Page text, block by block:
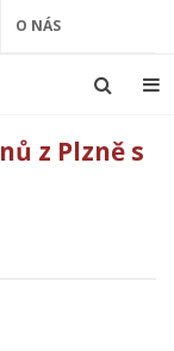
O NÁS
z Plzně s